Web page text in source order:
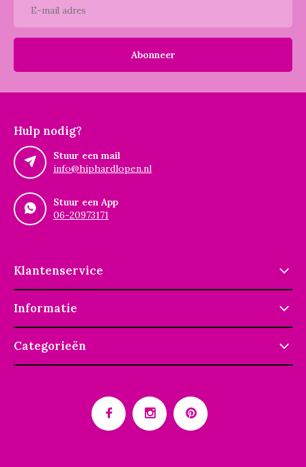
Abonneer
Hulp nodig?
Stuur een mail
info@hiphardlopen.nl
Stuur een App
06-20973171
Klantenservice
Informatie
Categorieën